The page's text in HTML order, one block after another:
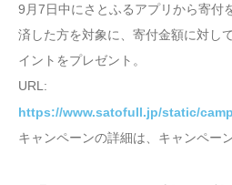
9月7日中にさとふるアプリから寄付
済した方を対象に、寄付金額に対し
イントをプレゼント。
URL:
https://www.satofull.jp/static/
キャンペーンの詳細は、キャンペー